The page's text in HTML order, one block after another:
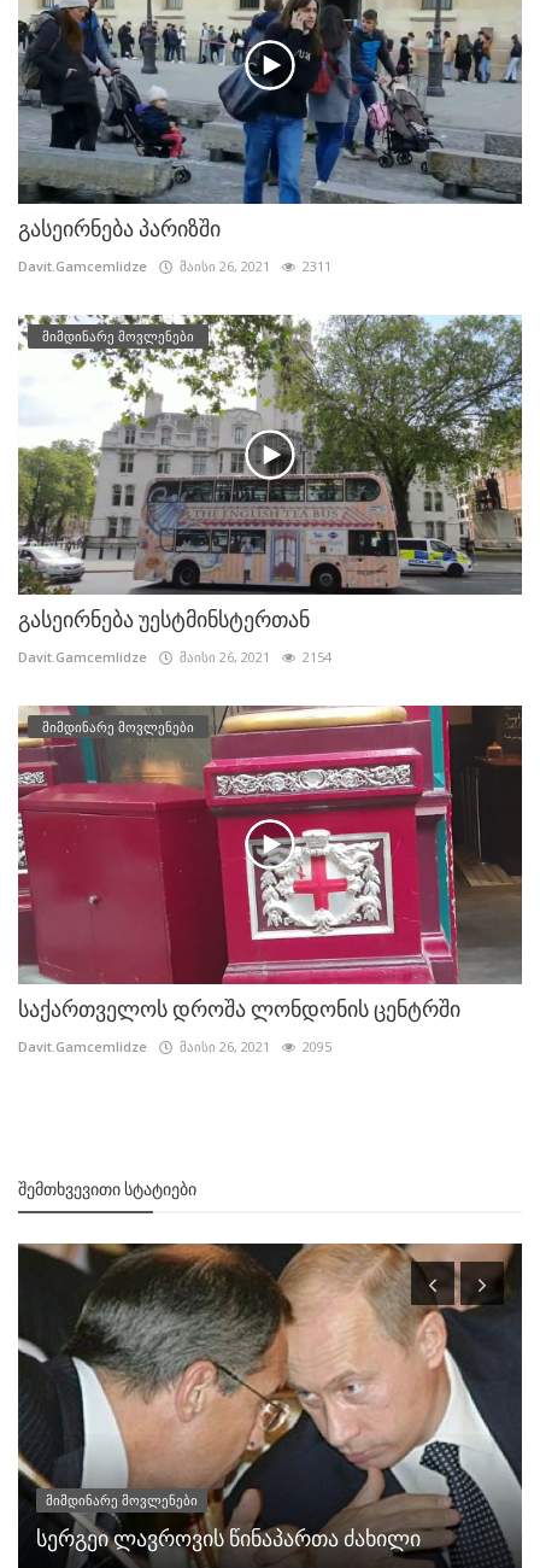
გასეირნება პარიზში
Davit.Gamcemlidze მაისი 26, 2021 2311
მიმდინარე მოვლენები
გასეირნება უესტმინსტერთან
Davit.Gamcemlidze მაისი 26, 2021 2154
მიმდინარე მოვლენები
საქართველოს დროშა ლონდონის ცენტრში
Davit.Gamcemlidze მაისი 26, 2021 2095
ᲨᲔᲛᲗᲮᲕᲔᲕᲘᲗᲘ ᲡᲢᲐᲢᲘᲔᲑᲘ
მიმდინარე მოვლენები
სერგეი ლავროვის წინაპართა ძახილი